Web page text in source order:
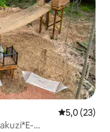
5 üzerinden
5,0 (23)